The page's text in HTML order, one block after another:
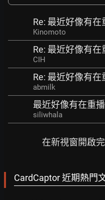
Re: 最近好像有在
Kinomoto
Re: 最近好像有在
CIH
Re: 最近好像有在
abmilk
最近好像有在重
siliwhala
在新視窗開啟
CardCaptor 近期熱門